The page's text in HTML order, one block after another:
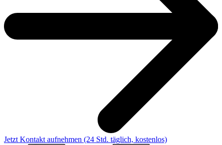
Jetzt Kontakt aufnehmen (24 Std. täglich, kostenlos)